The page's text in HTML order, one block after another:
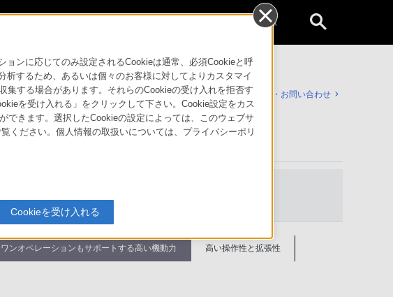
個人のお客様
サポート・お問い合わせ
商品・
セサリー
ワンオペレーションもサポートする高い機動力 高い操作性と拡張性
ンに応じてのみ設定されるCookieは通常、必須Cookieと呼
するため、あるいは個々のお客様に対してよりカスタマイ
集する場合があります。それらのCookieの受け入れを拒否す
を受け入れる」をクリックして下さい。Cookie設定をカス
できます。選択したCookieの設定によっては、このウェブサ
ください。個人情報の取扱いについては、プライバシーポリ
Cookieを受け入れる